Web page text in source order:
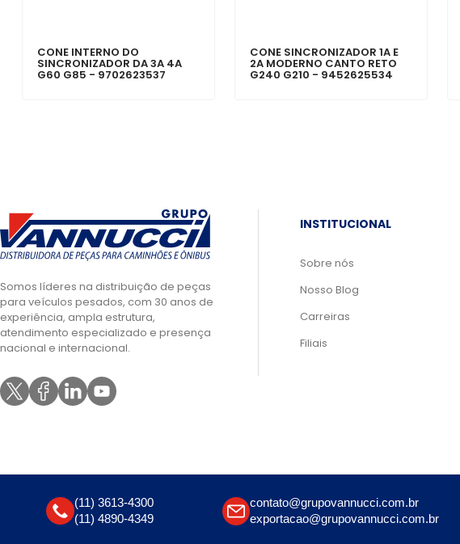
CONE INTERNO DO
SINCRONIZADOR DA 3A 4A
G60 G85 - 9702623537
CONE SINCRONIZADOR 1A E
2A MODERNO CANTO RETO
G240 G210 - 9452625534
Somos líderes na distribuição de peças
para veículos pesados, com 30 anos de
experiência, ampla estrutura,
atendimento especializado e presença
nacional e internacional.
INSTITUCIONAL
Sobre nós
Nosso Blog
Carreiras
Filiais
(11) 3613-4300
(11) 4890-4349
contato@grupovannucci.com.br
exportacao@grupovannucci.com.br